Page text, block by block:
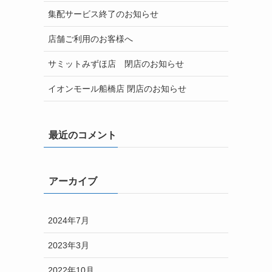
集配サービス終了のお知らせ
店舗ご利用のお客様へ
サミットみずほ店 閉店のお知らせ
イオンモール船橋店 閉店のお知らせ
最近のコメント
アーカイブ
2024年7月
2023年3月
2022年10月